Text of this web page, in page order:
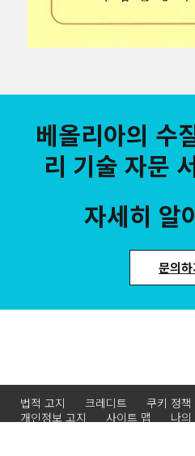
베올리아의 수
리 기술 자문
자세히 알
문의하
법적 고지 크레디트 쿠키 정책
개인정보 고지
사이트 맵 나